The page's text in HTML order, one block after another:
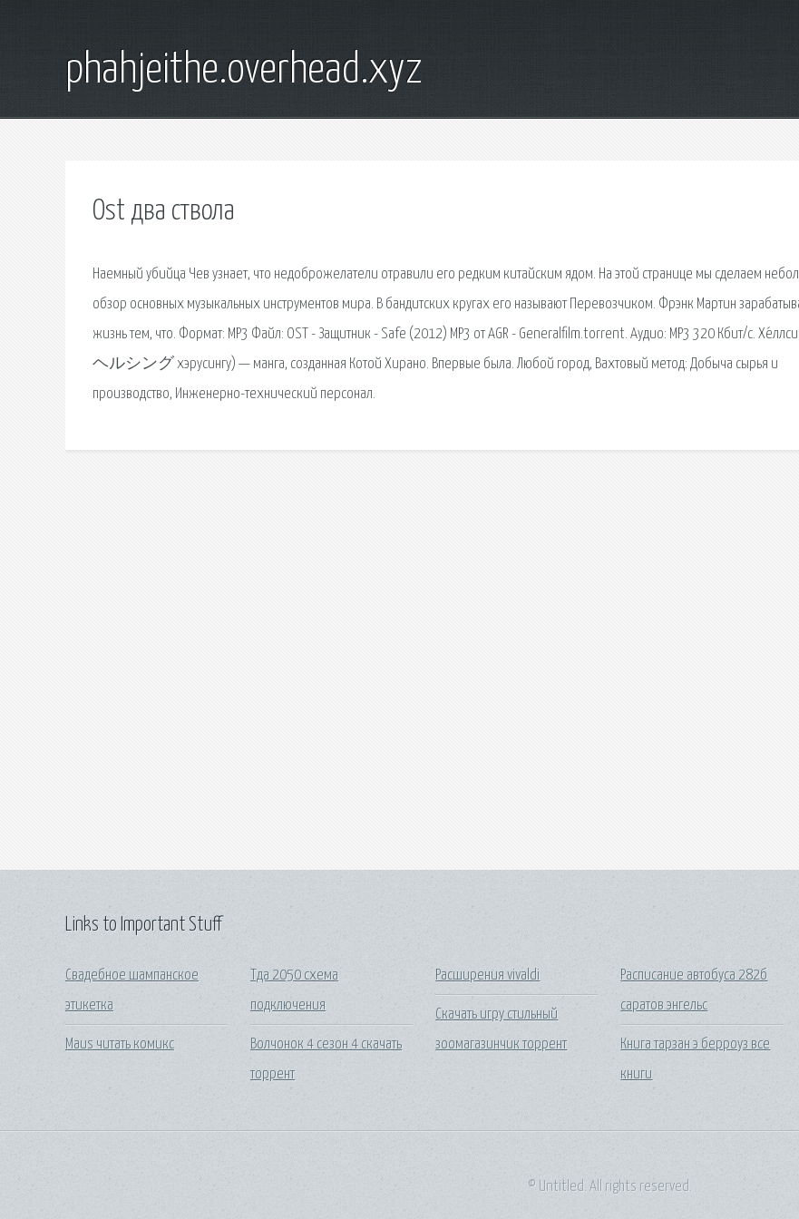
phahjeithe.overhead.xyz
Ost два ствола
Наемный убийца Чев узнает, что недоброжелатели отравили его редким китайским ядом. На этой странице мы сделаем
обзор основных музыкальных инструментов мира. В бандитских кругах его называют Перевозчиком. Фрэнк Мартин
жизнь тем, что. Формат: MP3 Файл: OST - Защитник - Safe (2012) MP3 от AGR - Generalfilm.torrent. Аудио: MP3 320 Кбит/c.
ヘルシング хэрусингу) — манга, созданная Котой Хирано. Впервые была. Любой город, Вахтовый метод: Добыча сырья и
производство, Инженерно-технический персонал.
Links to Important Stuff
Свадебное шампанское
этикетка
Maus читать комикс
Тда 2050 схема
подключения
Волчонок 4 сезон 4 скачать
торрент
Расширения vivaldi
Скачать игру стильный
зоомагазинчик торрент
Расписание автобуса 282б
саратов энгельс
Книга тарзан э берроуз все
книги
© Untitled. All rights reserved.